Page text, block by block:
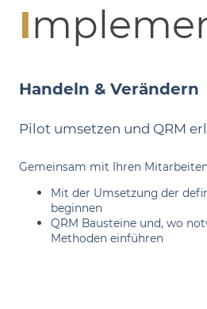
I
Handeln & Verändern
Pilot umsetzen und QRM
Gemeinsam mit Ihren
Mit der Umsetzung der
beginnen
QRM Bausteine und, wo
Methoden einführen